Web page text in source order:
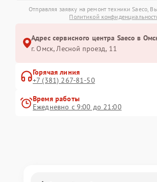
Отправляя заявку на ремонт техники Saeco,
Политикой
Адрес сервисного центра Saeco в
г. Омск, ​Лесной проезд, 11
Горячая линия
+7 (381) 267-81-50
Время работы
Ежедневно с 9:00 до 21:00